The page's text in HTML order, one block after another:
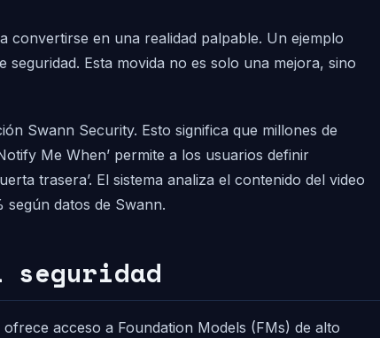
convertirse en una realidad palpable. Un ejemplo
seguridad. Esta movida no es solo una mejora, sino
Swann Security. Esto significa que millones de
Me When’ permite a los usuarios definir
trasera’. El sistema analiza el contenido del video
datos de Swann.
seguridad
acceso a Foundation Models (FMs) de alto